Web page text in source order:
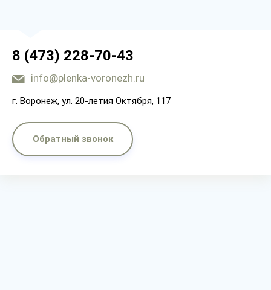
8 (473) 228-70-43
info@plenka-voronezh.ru
г. Воронеж, ул. 20-летия Октября, 117
Обратный звонок